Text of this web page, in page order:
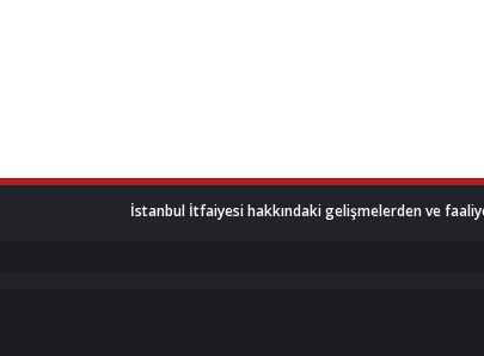
İstanbul İtfaiyesi hakkındaki gelişmelerden ve